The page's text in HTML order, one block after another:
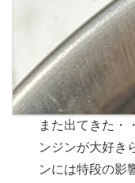
また出てきた・
ンジンが大好き
ンには特段の影